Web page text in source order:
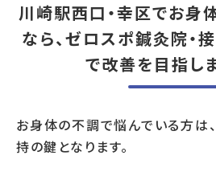
川崎駅西口・幸区でお身
なら、ゼロスポ鍼灸院
で改善を目指しま
お身体の不調で悩んでいる方は
持の鍵となります。